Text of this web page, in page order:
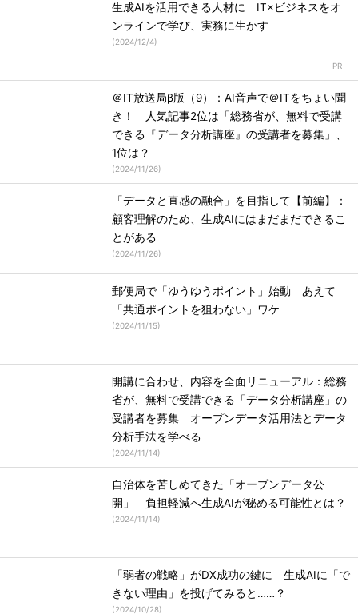
生成AIを活用できる人材に IT×ビジネスをオ
ンラインで学び、実務に生かす
(2024/12/4)
＠IT放送局β版（9）：AI音声で＠ITをちょい聞
き！ 人気記事2位は「総務省が、無料で受講
できる『データ分析講座』の受講者を募集」、
1位は？
(2024/11/26)
「データと直感の融合」を目指して【前編】：
顧客理解のため、生成AIにはまだまだできるこ
とがある
(2024/11/26)
郵便局で「ゆうゆうポイント」始動 あえて
「共通ポイントを狙わない」ワケ
(2024/11/15)
開講に合わせ、内容を全面リニューアル：総務
省が、無料で受講できる「データ分析講座」の
受講者を募集 オープンデータ活用法とデータ
分析手法を学べる
(2024/11/14)
自治体を苦しめてきた「オープンデータ公
開」 負担軽減へ生成AIが秘める可能性とは？
(2024/11/14)
「弱者の戦略」がDX成功の鍵に 生成AIに「で
きない理由」を投げてみると……？
(2024/10/28)